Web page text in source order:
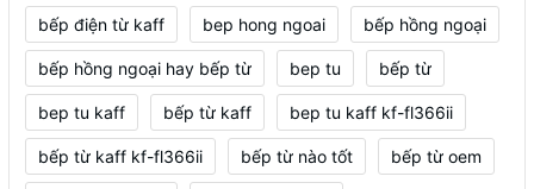
bếp điện từ kaff bep hong ngoai bếp hồng ngoại
bếp hồng ngoại hay bếp từ bep tu bếp từ
bep tu kaff bếp từ kaff bep tu kaff kf-fl366ii
bếp từ kaff kf-fl366ii bếp từ nào tốt bếp từ oem